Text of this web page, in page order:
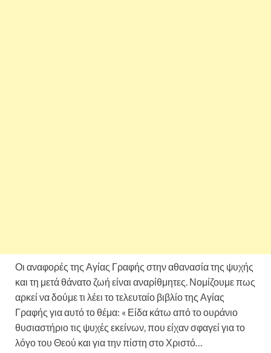
Οι αναφορές της Αγίας Γραφής στην αθανασία της ψυχής
και τη μετά θάνατο ζωή είναι αναρίθμητες. Νομίζουμε πως
αρκεί να δούμε τι λέει το τελευταίο βιβλίο της Αγίας
Γραφής για αυτό το θέμα: « Είδα κάτω από το ουράνιο
θυσιαστήριο τις ψυχές εκείνων, που είχαν σφαγεί για το
λόγο του Θεού και για την πίστη στο Χριστό…